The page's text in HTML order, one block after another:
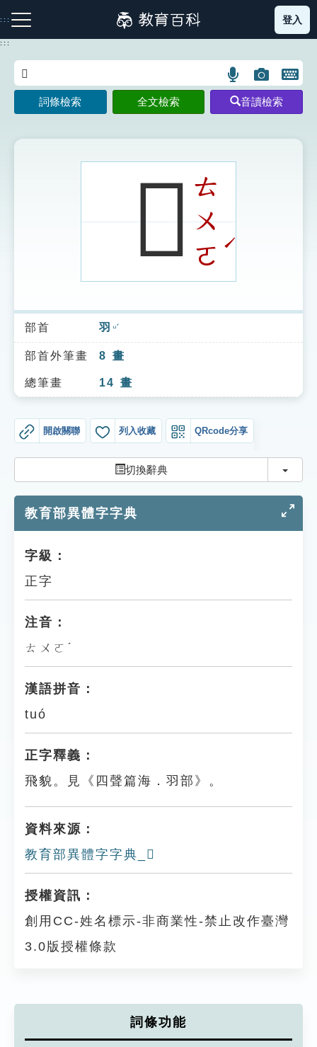
到
主
:::
注音索引圖示 筆畫索引圖示 部首索引表圖示
索引選單
知識索引
單字索引
貓頭鷹博士
登入
:::
語
言
搜
示
圖
片
搜
開
鍵
圖
詞條檢索 全文檢索 音讀檢索
𦑑ㄊ
ㄨ
ㄛ
ˊ
部首 羽 ㄩˇ
部首外筆畫 8 畫
總筆畫 14 畫
開啟關聯 列入收藏 QRcode分享
切換辭典 切換
教育部異體字字典
字級：
正字
注音：
ㄊㄨㄛˊ
漢語拼音：
tuó
正字釋義：
飛貌。見《四聲篇海．羽部》。
資料來源：
教育部異體字字典_𦑑
授權資訊：
創用CC-姓名標示-非商業性-禁止改作臺灣
3.0版授權條款
詞條功能